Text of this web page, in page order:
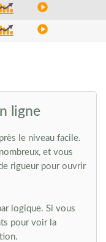
ligne
le niveau facile.
et vous
rigueur pour ouvrir
logique. Si vous
pour voir la